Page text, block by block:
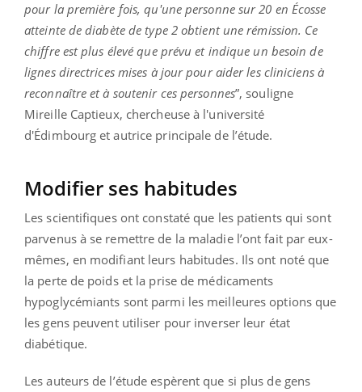
pour la première fois, qu'une personne sur 20 en Écosse
atteinte de diabète de type 2 obtient une rémission. Ce
chiffre est plus élevé que prévu et indique un besoin de
lignes directrices mises à jour pour aider les cliniciens à
reconnaître et à soutenir ces personnes”, souligne
Mireille Captieux, chercheuse à l'université
d'Édimbourg et autrice principale de l’étude.
Modifier ses habitudes
Les scientifiques ont constaté que les patients qui sont
parvenus à se remettre de la maladie l’ont fait par eux-
mêmes, en modifiant leurs habitudes. Ils ont noté que
la perte de poids et la prise de médicaments
hypoglycémiants sont parmi les meilleures options que
les gens peuvent utiliser pour inverser leur état
diabétique.
Les auteurs de l’étude espèrent que si plus de gens